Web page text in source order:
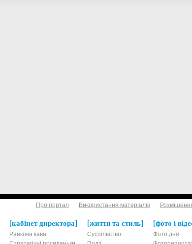
Про портал Використання матеріалів
кабінет директора
Ранкова кава
життя та стиль
Суспільство
фото і
Фото дня